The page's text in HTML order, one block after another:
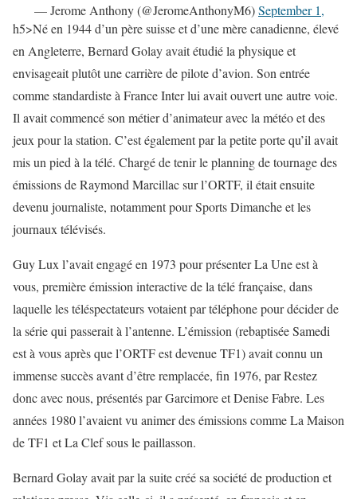
— Jerome Anthony (@JeromeAnthonyM6)September 1,
2019
h5>Né en 1944 d’un père suisse et d’une mère canadienne, élevé
en Angleterre, Bernard Golay avait étudié la physique et
envisageait plutôt une carrière de pilote d’avion. Son entrée
comme standardiste à France Inter lui avait ouvert une autre voie.
Il avait commencé son métier d’animateur avec la météo et des
jeux pour la station. C’est également par la petite porte qu’il avait
mis un pied à la télé. Chargé de tenir le planning de tournage des
émissions de Raymond Marcillac sur l’ORTF, il était ensuite
devenu journaliste, notamment pour Sports Dimanche et les
journaux télévisés.
Guy Lux l’avait engagé en 1973 pour présenter La Une est à
vous, première émission interactive de la télé française, dans
laquelle les téléspectateurs votaient par téléphone pour décider de
la série qui passerait à l’antenne. L’émission (rebaptisée Samedi
est à vous après que l’ORTF est devenue TF1) avait connu un
immense succès avant d’être remplacée, fin 1976, par Restez
donc avec nous, présentés par Garcimore et Denise Fabre. Les
années 1980 l’avaient vu animer des émissions comme La Maison
de TF1 et La Clef sous le paillasson.
Bernard Golay avait par la suite créé sa société de production et